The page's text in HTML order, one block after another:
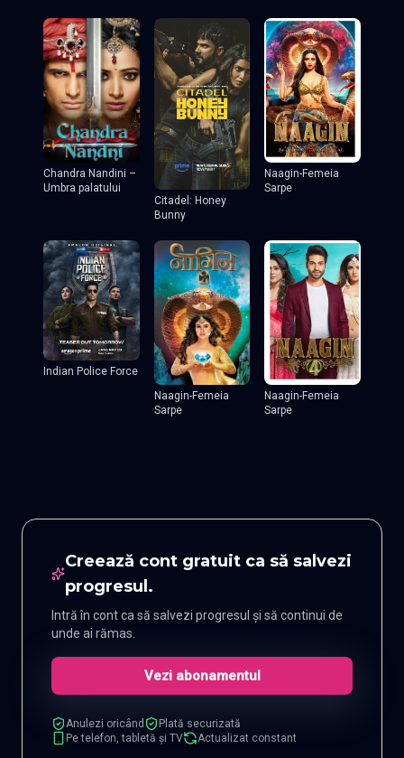
Chandra Nandini –
Umbra palatului
Citadel: Honey
Bunny
Naagin-Femeia
Sarpe
Indian Police Force
Naagin-Femeia
Sarpe
Naagin-Femeia
Sarpe
Creează cont gratuit ca să salvezi
progresul.
Intră în cont ca să salvezi progresul și să continui de
unde ai rămas.
Vezi abonamentul
Anulezi oricând
Plată securizată
Pe telefon, tabletă și TV
Actualizat constant